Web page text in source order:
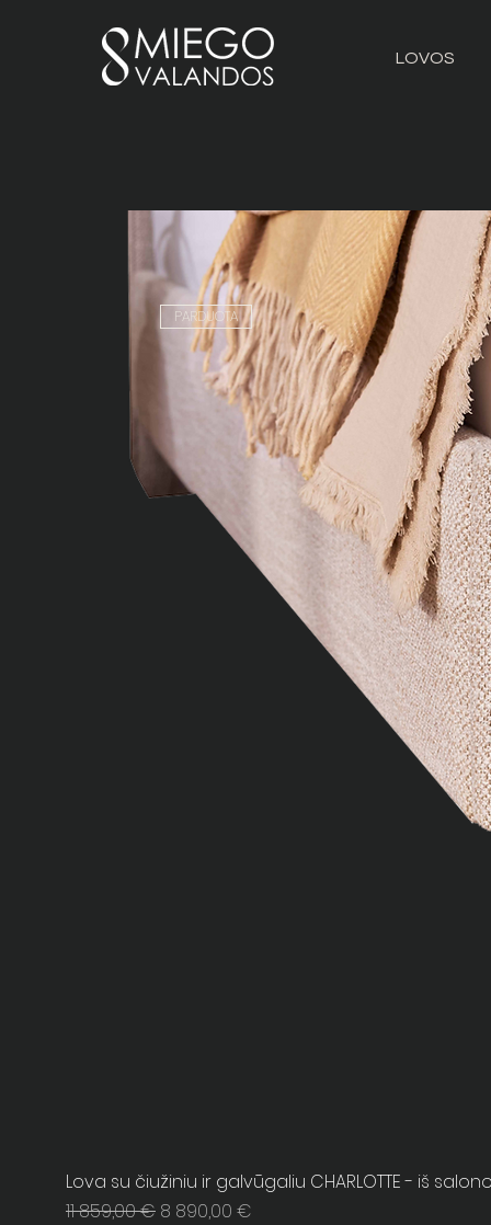
LOVOS
PARDUOTA
Lova su čiužiniu ir galvūgaliu CHARLOTTE - iš
Regular Price
11 859,00 € Sale Price
8 890,00 €